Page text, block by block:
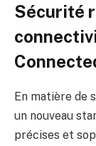
Sécurité
En matière de
un nouveau
précises et